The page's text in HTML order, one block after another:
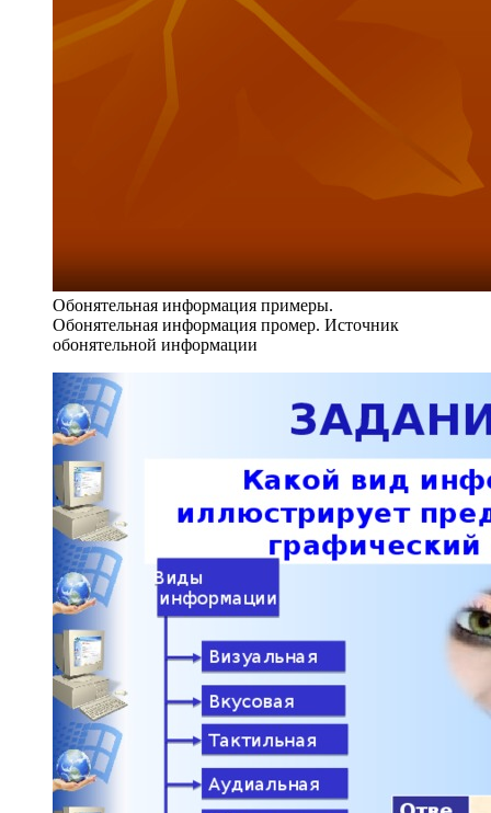
Обонятельная информация примеры.
Обонятельная информация промер. Источник
обонятельной информации